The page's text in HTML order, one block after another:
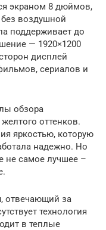
экраном 8 дюймов,
воздушной
поддерживает до
— 1920×1200
дисплей
сериалов и
обзора
оттенков.
яркостью, которую
надежно. Но
не самое лучшее –
отвечающий за
технология
в теплые